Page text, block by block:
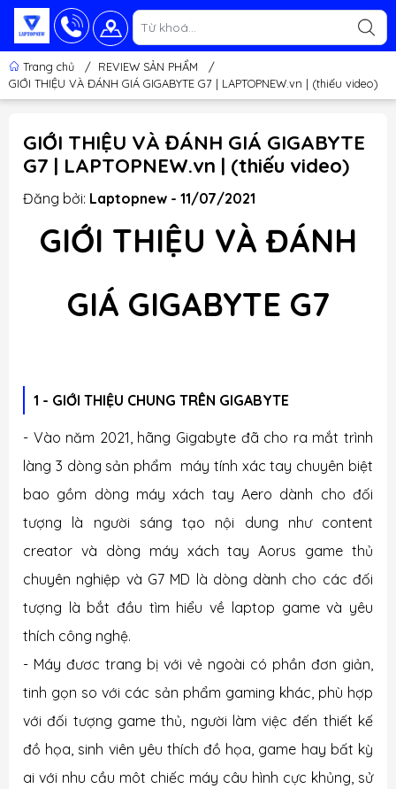
Trang chủ / REVIEW SẢN PHẨM
/
GIỚI THIỆU VÀ ĐÁNH GIÁ GIGABYTE G7 | LAPTOPNEW.vn | (thiếu video)
GIỚI THIỆU VÀ ĐÁNH GIÁ GIGABYTE
G7 | LAPTOPNEW.vn | (thiếu video)
Đăng bởi: Laptopnew - 11/07/2021
GIỚI THIỆU VÀ ĐÁNH
GIÁ GIGABYTE G7
1 - GIỚI THIỆU CHUNG TRÊN GIGABYTE
- Vào năm 2021, hãng Gigabyte đã cho ra mắt trình
làng 3 dòng sản phẩm máy tính xác tay chuyên biệt
bao gồm dòng máy xách tay Aero dành cho đối
tượng là người sáng tạo nội dung như content
creator và dòng máy xách tay Aorus game thủ
chuyên nghiệp và G7 MD là dòng dành cho các đối
tượng là bắt đầu tìm hiểu về laptop game và yêu
thích công nghệ.
- Máy đươc trang bị với vẻ ngoài có phần đơn giản,
tinh gọn so với các sản phẩm gaming khác, phù hợp
với đối tượng game thủ, người làm việc đến thiết kế
đồ họa, sinh viên yêu thích đồ họa, game hay bất kỳ
ai với nhu cầu môt chiếc máy câu hình cực khủng, sử